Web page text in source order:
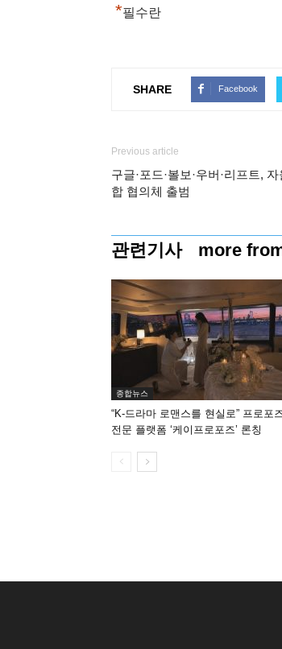
*필수란
SHARE Facebook
Previous article
구글·포드·볼보·우버·리프트,
합 협의체 출범
관련기사 more
종합뉴스
“K-드라마 로맨스를 현실로” 프로포
전문 플랫폼 ‘케이프로포즈’ 론칭